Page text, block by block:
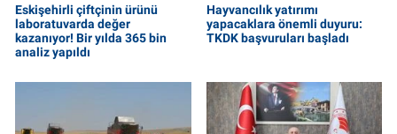
Eskişehirli çiftçinin ürünü
laboratuvarda değer
kazanıyor! Bir yılda 365 bin
analiz yapıldı
Hayvancılık yatırımı
yapacaklara önemli duyuru:
TKDK başvuruları başladı